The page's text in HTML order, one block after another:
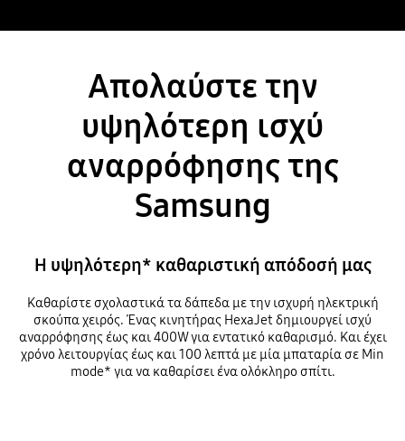
Απολαύστε την
υψηλότερη ισχύ
αναρρόφησης της
Samsung
Η υψηλότερη* καθαριστική απόδοσή μας
Καθαρίστε σχολαστικά τα δάπεδα με την ισχυρή ηλεκτρική
σκούπα χειρός. Ένας κινητήρας HexaJet δημιουργεί ισχύ
αναρρόφησης έως και 400W για εντατικό καθαρισμό. Και έχει
χρόνο λειτουργίας έως και 100 λεπτά με μία μπαταρία σε Min
mode* για να καθαρίσει ένα ολόκληρο σπίτι.